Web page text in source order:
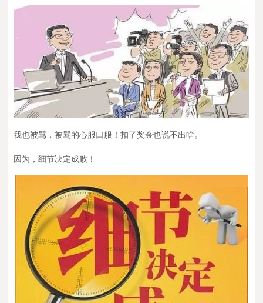
我也被骂，被骂的心服口服！扣了奖金也说不出啥。
因为，细节决定成败！